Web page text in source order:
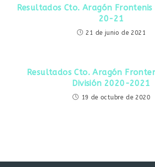
Resultados Cto. Aragón Frontenis
20-21
21 de junio de 2021
Resultados Cto. Aragón
División 2020-2021
19 de octubre de 2020